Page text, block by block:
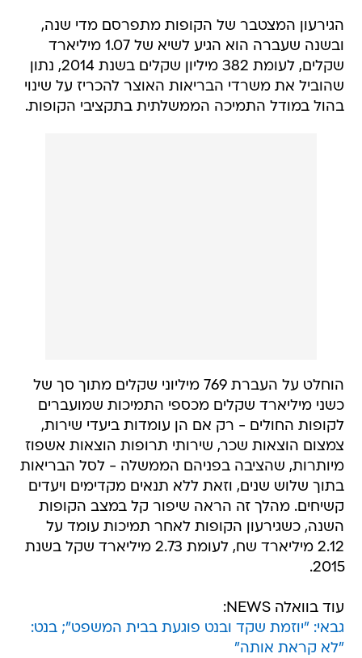
הגירעון המצטבר של הקופות מתפרסם מדי שנה,
ובשנה שעברה הוא הגיע לשיא של 1.07 מיליארד
שקלים, לעומת 382 מיליון שקלים בשנת 2014, נתון
שהוביל את משרדי הבריאות האוצר להכריז על שינוי
בהול במודל התמיכה הממשלתית בתקציבי הקופות.
הוחלט על העברת 769 מיליוני שקלים מתוך סך של
כשני מיליארד שקלים מכספי התמיכות שמועברים
לקופות החולים - רק אם הן עומדות ביעדי שירות,
צמצום הוצאות שכר, שירותי תרופות הוצאות אשפוז
מיותרות, שהציבה בפניהם הממשלה - לסל הבריאות
בתוך שלוש שנים, וזאת ללא תנאים מקדימים ויעדים
קשיחים. מהלך זה הראה שיפור קל במצב הקופות
השנה, כשגירעון הקופות לאחר תמיכות עומד על
2.12 מיליארד שח, לעומת 2.73 מיליארד שקל בשנת
2015.
עוד בוואלה NEWS:
גבאי: "יוזמת שקד ובנט פוגעת בבית המשפט"; בנט:
"לא קראת אותה"